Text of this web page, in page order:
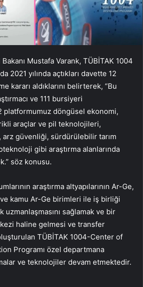
Mustafa Varank, TÜBİTAK 1004
2021 yılında açtıkları davette 12
kararı aldıklarını belirterek, “Bu
ve 111 bursiyeri
platformumuz döngüsel ekonomi,
araçlar ve pil teknolojileri,
arz güvenliği, sürdürülebilir tarım
gibi araştırma alanlarında
söz konusu.
araştırma altyapılarının Ar-Ge,
kamu Ar-Ge birimleri ile iş birliği
uzmanlaşmasını sağlamak ve bir
haline gelmesi ve transfer
TÜBİTAK 1004-Center of
Programı özel departmana
ve teknolojiler devam etmektedir.